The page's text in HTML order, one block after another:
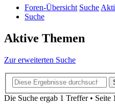
Foren-Übersicht Suche
Suche
Aktive Themen
Zur erweiterten Suche
Die Suche ergab 1 Treffer • Seite